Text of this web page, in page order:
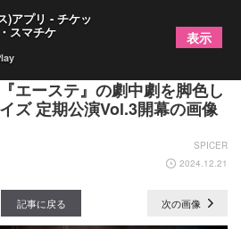
、メンバーの色とりどりの個
エーステ』の劇中劇を脚色し
ズ 定期公演Vol.3開幕の画像
SPICER
2024.12.21
記事に戻る 次の画像
)アプリ - チケッ
スマチケ 表示